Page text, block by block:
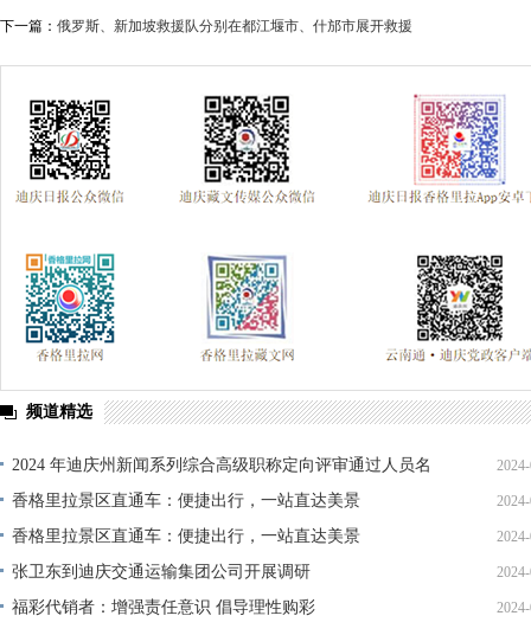
下一篇： 俄罗斯、新加坡救援队分别在都江堰市、什邡市展开救援
频道精选
2024 年迪庆州新闻系列综合高级职称定向评审通过人员名
单公示
香格里拉景区直通车：便捷出行，一站直达美景
香格里拉景区直通车：便捷出行，一站直达美景
张卫东到迪庆交通运输集团公司开展调研
福彩代销者：增强责任意识 倡导理性购彩